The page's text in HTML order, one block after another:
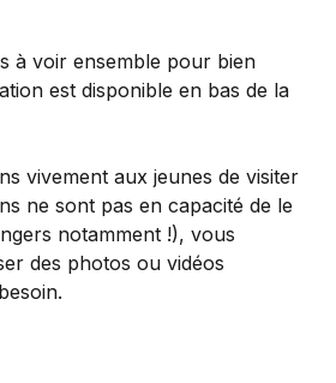
à voir ensemble pour bien
est disponible en bas de la
vivement aux jeunes de visiter
ne sont pas en capacité de le
notamment !), vous
des photos ou vidéos